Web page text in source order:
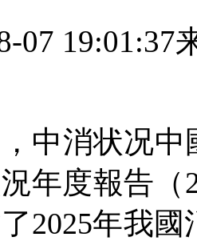
07 19:01:37
消状况中
年度報告（
2025年我